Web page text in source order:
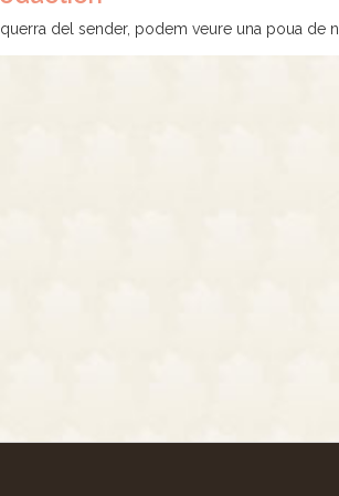
del sender, podem veure una poua de